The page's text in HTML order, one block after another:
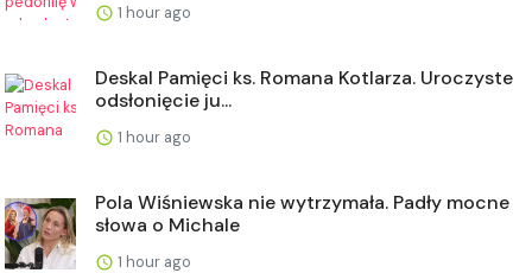
1 hour ago
Deskal Pamięci ks. Romana Kotlarza. Uroczyste
odsłonięcie ju...
1 hour ago
Pola Wiśniewska nie wytrzymała. Padły mocne
słowa o Michale
1 hour ago